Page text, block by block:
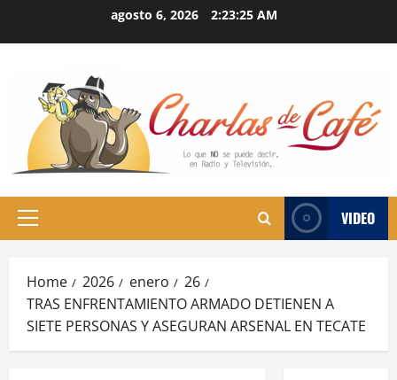
agosto 6, 2026 2:23:26 AM
Primary
VIDEO
Home 2026 enero
26
TRAS ENFRENTAMIENTO ARMADO DETIENEN A
SIETE PERSONAS Y ASEGURAN ARSENAL EN TECATE